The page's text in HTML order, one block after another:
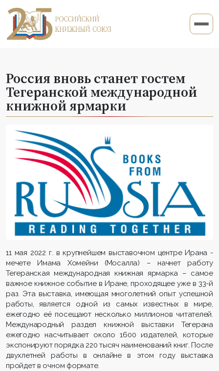
Россия вновь станет гостем
Тегеранской международной
книжной ярмарки
11 мая 2022 г. в крупнейшем выставочном центре Ирана -
мечете Имама Хомейни (Мосалла) – начнет работу
Тегеранская международная книжная ярмарка – самое
важное книжное событие в Иране, проходящее уже в 33-й
раз. Эта выставка, имеющая многолетний опыт успешной
работы, является одной из самых известных в мире,
ежегодно её посещают несколько миллионов читателей.
Международный раздел книжной выставки Тегерана
ежегодно насчитывает около 1600 издателей, которые
экспонируют порядка 220 тысяч наименований книг. После
двухлетней работы в онлайне в этом году выставка
пройдет в очном формате.